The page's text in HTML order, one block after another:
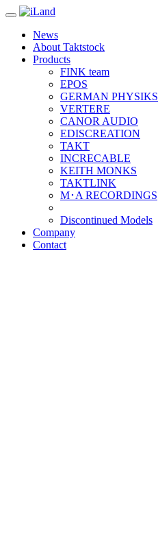
Toggle
navigationNews
About Taktstock
Products
FINK team
EPOS
GERMAN PHYSIKS
VERTERE
CANOR AUDIO
EDISCREATION
TAKT
INCRECABLE
KEITH MONKS
TAKTLINK
M･A RECORDINGS
Discontinued Models
Company
Contact